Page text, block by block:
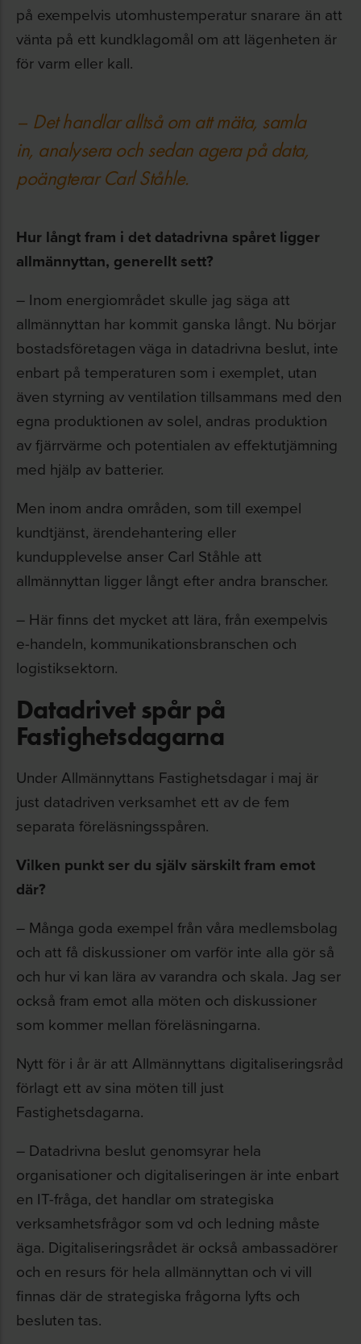
på exempelvis utomhustemperatur snarare än att
vänta på ett kundklagomål om att lägenheten är
för varm eller kall.
– Det handlar alltså om att mäta, samla
in, analysera och sedan agera på data,
poängterar Carl Ståhle.
Hur långt fram i det datadrivna spåret ligger
allmännyttan, generellt sett?
– Inom energiområdet skulle jag säga att
allmännyttan har kommit ganska långt. Nu börjar
bostadsföretagen väga in datadrivna beslut, inte
enbart på temperaturen som i exemplet, utan
även styrning av ventilation tillsammans med den
egna produktionen av solel, andras produktion
av fjärrvärme och potentialen av effektutjämning
med hjälp av batterier.
Men inom andra områden, som till exempel
kundtjänst, ärendehantering eller
kundupplevelse anser Carl Ståhle att
allmännyttan ligger långt efter andra branscher.
– Här finns det mycket att lära, från exempelvis
e-handeln, kommunikationsbranschen och
logistiksektorn.
Datadrivet spår på
Fastighetsdagarna
Under Allmännyttans Fastighetsdagar i maj är
just datadriven verksamhet ett av de fem
separata föreläsningsspåren.
Vilken punkt ser du själv särskilt fram emot
där?
– Många goda exempel från våra medlemsbolag
och att få diskussioner om varför inte alla gör så
och hur vi kan lära av varandra och skala. Jag ser
också fram emot alla möten och diskussioner
som kommer mellan föreläsningarna.
Nytt för i år är att Allmännyttans digitaliseringsråd
förlagt ett av sina möten till just
Fastighetsdagarna.
– Datadrivna beslut genomsyrar hela
organisationer och digitaliseringen är inte enbart
en IT-fråga, det handlar om strategiska
verksamhetsfrågor som vd och ledning måste
äga. Digitaliseringsrådet är också ambassadörer
och en resurs för hela allmännyttan och vi vill
finnas där de strategiska frågorna lyfts och
besluten tas.